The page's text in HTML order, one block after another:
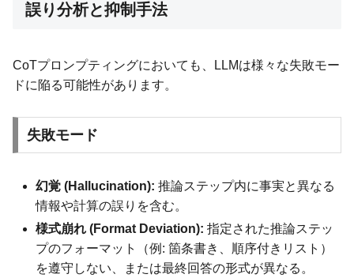
誤り分析と抑制手法
CoTプロンプティングにおいても、LLMは様々な失敗モー
ドに陥る可能性があります。
失敗モード
幻覚 (Hallucination): 推論ステップ内に事実と異なる
情報や計算の誤りを含む。
様式崩れ (Format Deviation): 指定された推論ステッ
プのフォーマット（例: 箇条書き、順序付きリスト）
を遵守しない、または最終回答の形式が異なる。